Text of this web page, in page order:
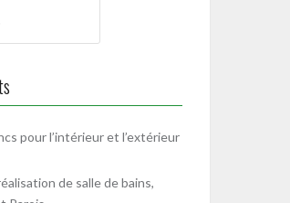
pour l’intérieur et l’extérieur
de salle de bains,